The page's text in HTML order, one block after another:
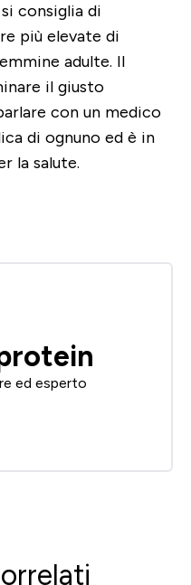
consiglia di
più elevate di
adulte. Il
il giusto
con un medico
di ognuno ed è in
la salute.
ed esperto